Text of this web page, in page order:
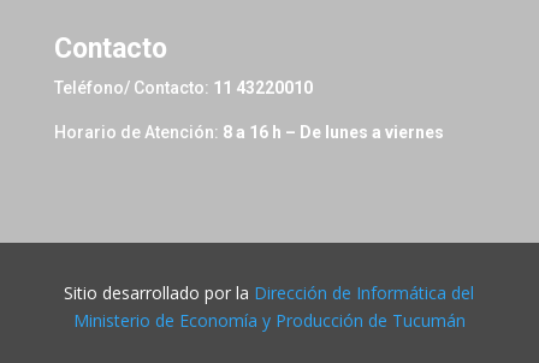
Contacto
Teléfono/ Contacto: 11 43220010
Horario de Atención: 8 a 16 h – De lunes a viernes
Sitio desarrollado por la Dirección de Informática del
Ministerio de Economía y Producción de Tucumán